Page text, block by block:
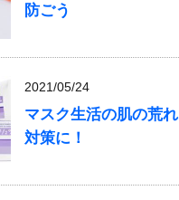
防ごう
2021/05/24
マスク生活の肌の荒れ
対策に！